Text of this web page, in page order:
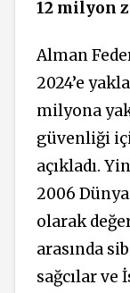
12 milyon
Alman
2024’e
milyona
güvenliği
açıkladı.
2006
olarak
arasında
sağcılar ve